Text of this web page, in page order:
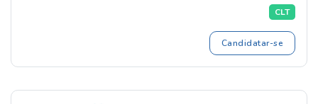
CLT
Candidatar-se